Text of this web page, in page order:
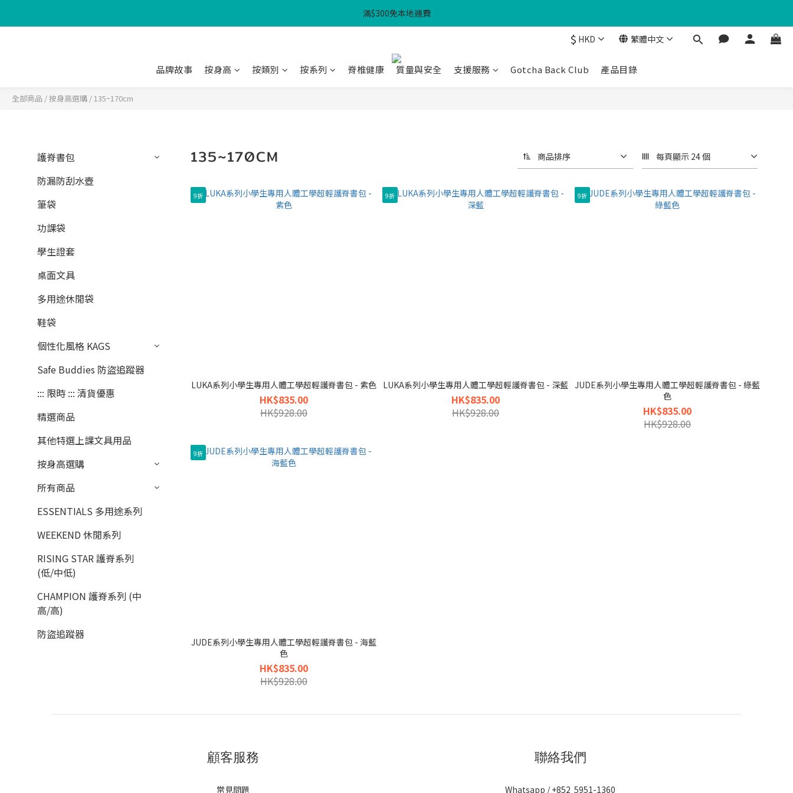
滿$300免本地運費
滿$300免本地運費
滿$300免本地運費
$ HKD 繁體中文
品牌故事 按身高 按類別 按系列 脊椎健康 質量與安全 支援服務 Gotcha Back Club 產品目錄
全部商品 /按身高選購 /135~170cm
護脊書包
防漏防刮水壺
筆袋
功課袋
學生證套
桌面文具
多用途休閒袋
鞋袋
個性化風格 KAGS
Safe Buddies 防盜追蹤器
::: 限時 ::: 清貨優惠
精選商品
其他特選上課文具用品
按身高選購
所有商品
ESSENTIALS 多用途系列
WEEKEND 休閒系列
RISING STAR 護脊系列
(低/中低)
CHAMPION 護脊系列 (中
高/高)
防盜追蹤器
135~170CM 商品排序 每頁顯示 24 個
9折
LUKA系列小學生專用人體工學超輕護脊書包 - 紫色
HK$835.00
HK$928.00
9折
LUKA系列小學生專用人體工學超輕護脊書包 - 深藍
HK$835.00
HK$928.00
9折
JUDE系列小學生專用人體工學超輕護脊書包 - 綠藍
色
HK$835.00
HK$928.00
9折
JUDE系列小學生專用人體工學超輕護脊書包 - 海藍
色
HK$835.00
HK$928.00
顧客服務
常見問題
聯絡我們
Whatsapp / +852 5951-1360